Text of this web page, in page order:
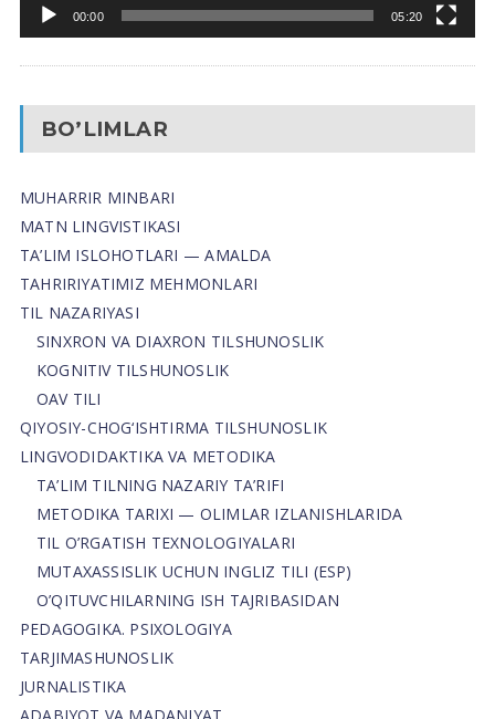
00:00 05:20
BO’LIMLAR
MUHARRIR MINBARI
MATN LINGVISTIKASI
TA’LIM ISLOHOTLARI — AMALDA
TAHRIRIYATIMIZ MEHMONLARI
TIL NAZARIYASI
SINXRON VA DIAXRON TILSHUNOSLIK
KOGNITIV TILSHUNOSLIK
OAV TILI
QIYOSIY-CHOG‘ISHTIRMA TILSHUNOSLIK
LINGVODIDAKTIKA VA METODIKA
TA’LIM TILNING NAZARIY TA’RIFI
METODIKA TARIXI — OLIMLAR IZLANISHLARIDA
TIL O’RGATISH TEXNOLOGIYALARI
MUTAXASSISLIK UCHUN INGLIZ TILI (ESP)
O’QITUVCHILARNING ISH TAJRIBASIDAN
PEDAGOGIKA. PSIXOLOGIYA
TARJIMASHUNOSLIK
JURNALISTIKA